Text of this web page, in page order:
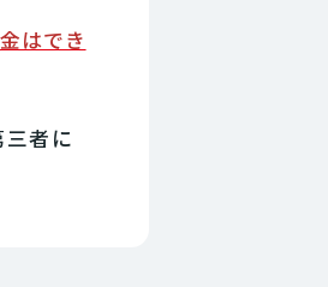
はでき
三者に